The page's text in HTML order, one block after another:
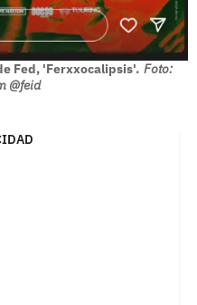
Fed, 'Ferxxocalipsis'. Foto:
@feid